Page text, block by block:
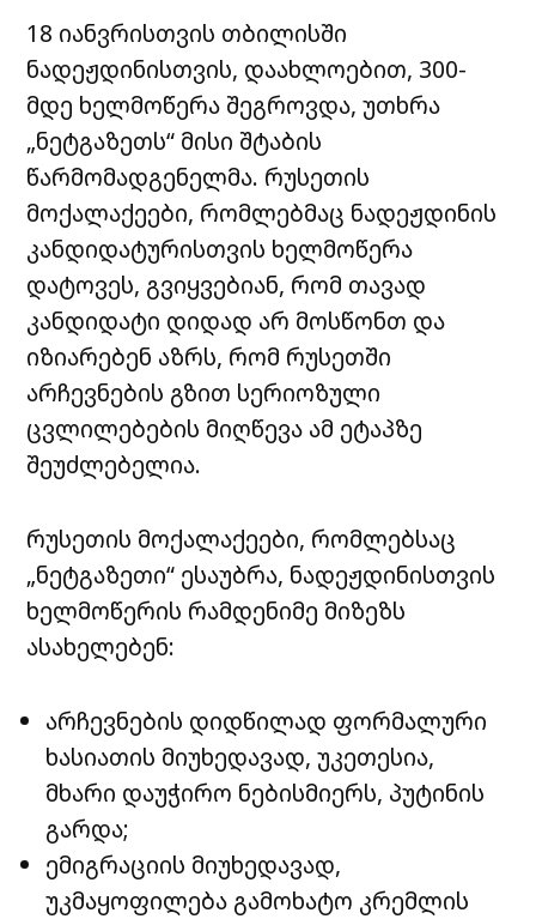
18 იანვრისთვის თბილისში
ნადეჟდინისთვის, დაახლოებით, 300-
მდე ხელმოწერა შეგროვდა, უთხრა
„ნეტგაზეთს“ მისი შტაბის
წარმომადგენელმა. რუსეთის
მოქალაქეები, რომლებმაც ნადეჟდინის
კანდიდატურისთვის ხელმოწერა
დატოვეს, გვიყვებიან, რომ თავად
კანდიდატი დიდად არ მოსწონთ და
იზიარებენ აზრს, რომ რუსეთში
არჩევნების გზით სერიოზული
ცვლილებების მიღწევა ამ ეტაპზე
შეუძლებელია.
რუსეთის მოქალაქეები, რომლებსაც
„ნეტგაზეთი“ ესაუბრა, ნადეჟდინისთვის
ხელმოწერის რამდენიმე მიზეზს
ასახელებენ:
არჩევნების დიდწილად ფორმალური
ხასიათის მიუხედავად, უკეთესია,
მხარი დაუჭირო ნებისმიერს, პუტინის
გარდა;
ემიგრაციის მიუხედავად,
უკმაყოფილება გამოხატო კრემლის